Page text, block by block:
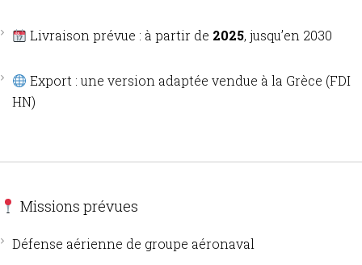
Livraison prévue : à partir de 2025, jusqu’en 2030
Export : une version adaptée vendue à la Grèce (FDI
HN)
Missions prévues
Défense aérienne de groupe aéronaval